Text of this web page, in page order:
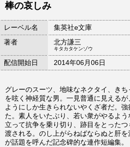
棒の哀しみ
レーベル名
集英社e文庫
著者
北方謙三
キタカタケンゾウ
配信開始日 2014年06月06日
グレーのスーツ、地味なネクタイ、き
を呟く神経質な男。一見普通に見える
ようにしか生きられないやくざ者だ。
た。素人をいたぶり、若い衆がやるよ
立って抗争を乗り切り、跡目をとった
渡される。のし上がらねばならぬと肝
が話題を呼んだ記念碑的な連作短編集。